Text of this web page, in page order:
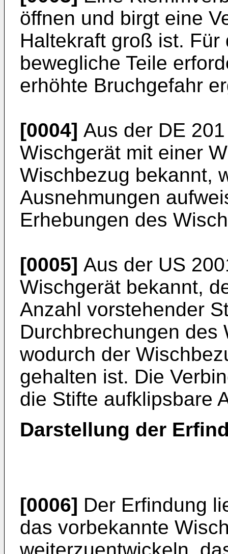
öffnen und birgt eine
Haltekraft groß ist.
bewegliche Teile
erhöhte Bruchgefahr
[0004] Aus der DE
Wischgerät mit einer
Wischbezug bekannt,
Ausnehmungen
Erhebungen des
[0005] Aus der US
Wischgerät bekannt,
Anzahl vorstehender
Durchbrechungen des
wodurch der
gehalten ist. Die
die Stifte aufklipsbare
Darstellung der
[0006] Der Erfindung
das vorbekannte